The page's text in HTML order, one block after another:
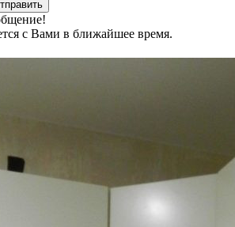
с Вами в ближайшее время.